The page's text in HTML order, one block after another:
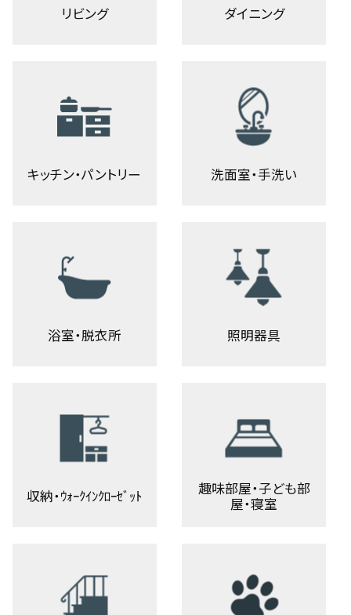
リビング ダイニング
キッチン・パントリー 洗面室・手洗い
浴室・脱衣所 照明器具
収納・ｳｫｰｸｲﾝｸﾛｰｾﾞｯﾄ
趣味部屋・子ども部
屋・寝室